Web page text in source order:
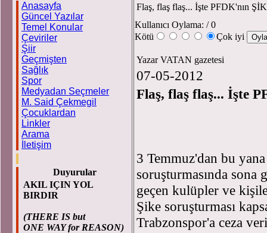
Anasayfa
Güncel Yazılar
Temel Konular
Çeviriler
Şiir
Geçmişten
Sağlık
Spor
Medyadan Seçmeler
M. Said Çekmegil
Çocuklardan
Linkler
Arama
İletişim
Duyurular
AKIL IÇIN YOL
BIRDIR
(THERE IS but
ONE WAY for REASON)
Flaş, flaş flaş... İşte PFDK'nın
Kullanıcı Oylama: / 0
Kötü
Çok iyi
Yazar VATAN gazetesi
07-05-2012
Flaş, flaş flaş... İşte
3 Temmuz'dan bu
soruşturmasında
geçen kulüpler ve
Şike soruşturması
Trabzonspor'a ceza